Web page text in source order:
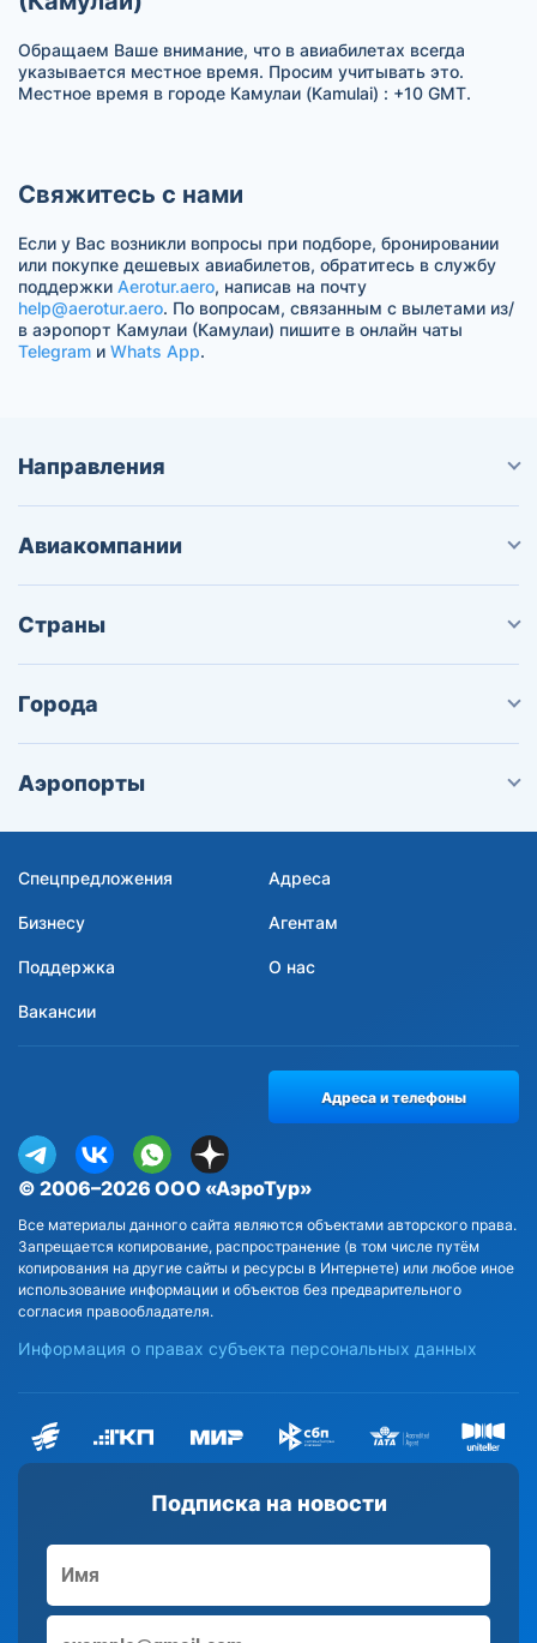
Обращаем Ваше внимание, что в авиабилетах всегда
указывается местное время. Просим учитывать это.
Местное время в городе Камулаи (Kamulai) : +10 GMT.
Свяжитесь с нами
Если у Вас возникли вопросы при подборе, бронировании
или покупке дешевых авиабилетов, обратитесь в службу
поддержки Aerotur.aero, написав на почту
help@aerotur.aero. По вопросам, связанным с вылетами из/
в аэропорт Камулаи (Камулаи) пишите в онлайн чаты
Telegram и Whats App.
Направления
Авиакомпании
Страны
Города
Аэропорты
Спецпредложения Адреса
Бизнесу Агентам
Поддержка О нас
Вакансии
Подписка на новости
© 2006–2026 ООО «АэроТур»
Все материалы данного сайта являются объектами авторского права.
Запрещается копирование, распространение (в том числе путём
копирования на другие сайты и ресурсы в Интернете) или любое иное
использование информации и объектов без предварительного
согласия правообладателя.
Информация о правах субъекта персональных данных
Адреса и телефоны